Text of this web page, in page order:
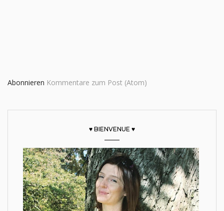
Abonnieren Kommentare zum Post (Atom)
♥ BIENVENUE ♥